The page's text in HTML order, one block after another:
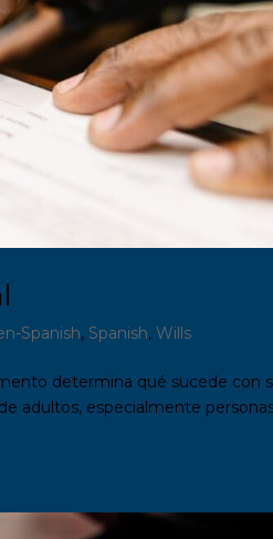
Spanish, Spanish,Wills
determina qué sucede con
adultos, especialmente